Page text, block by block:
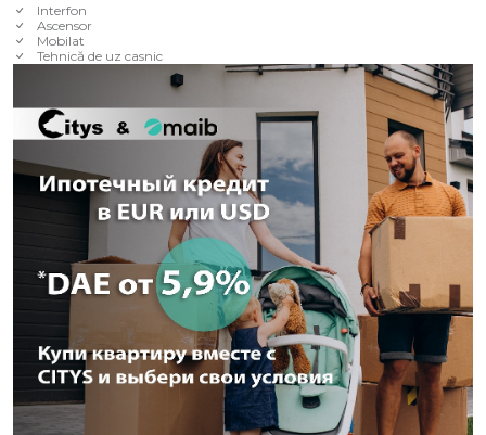
Interfon
Ascensor
Mobilat
Tehnică de uz casnic